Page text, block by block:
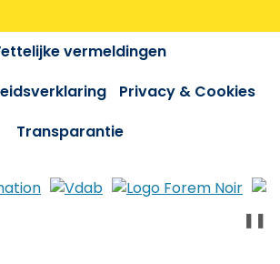
vermeldingen
Privacy & Cookies
Transparantie
❚❚